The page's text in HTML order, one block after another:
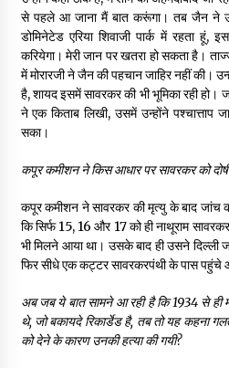
से पहले आ जाना मैं बात करूंगा। तब जैन ने
डोमिनेटेड एरिया शिवाजी पार्क में रहता हूं,
करियेगा। मेरी जान पर खतरा हो सकता है।
में मोरारजी ने जैन की पहचान जाहिर नहीं की।
है, शायद इसमें सावरकर की भी भूमिका रही हो।
ने एक किताब लिखी, उसमें उन्होंने पश्चात्ताप
सका।
कपूर कमीशन ने किस आधार पर सावरकर को दोषी
कपूर कमीशन ने सावरकर की मृत्यु के बाद जांच
कि सिर्फ 15, 16 और 17 को ही नाथूराम
भी मिलने आया था। उसके बाद ही उसने दिल्ली
फिर सीधे एक कट्टर सावरकरपंथी के पास पहुंचे
अब जब ये बात सामने आ रही है कि1934 से ही
थे, जो बकायदे रिकार्डेड है, तब तो यह कहना
को देने के कारण उनकी हत्या की गयी?